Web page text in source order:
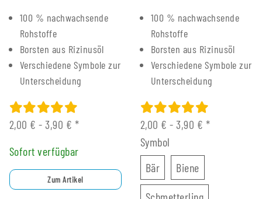
100 % nachwachsende
Rohstoffe
Borsten aus Rizinusöl
Verschiedene Symbole zur
Unterscheidung
2,00 € -3,90 € *
Sofort verfügbar
Zum Artikel
100 % nachwachsende
Rohstoffe
Borsten aus Rizinusöl
Verschiedene Symbole zur
Unterscheidung
2,00 € -3,90 € *
Symbol
BärBär BieneBiene
Schmetterling